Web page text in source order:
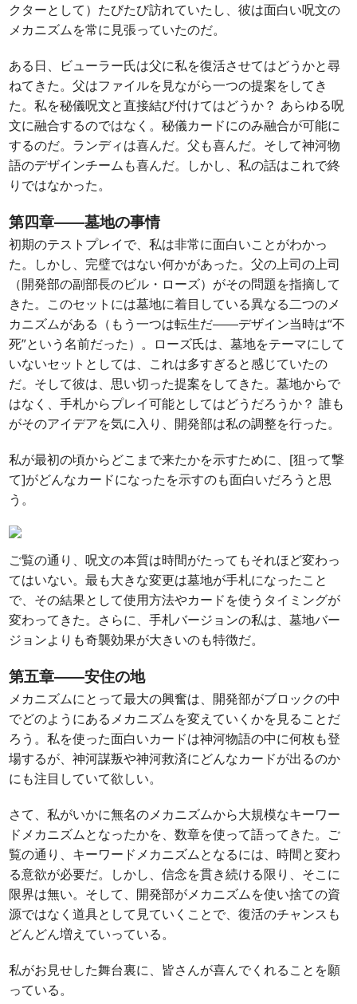
クターとして）たびたび訪れていたし、彼は面白い呪文の
メカニズムを常に見張っていたのだ。
ある日、ビューラー氏は父に私を復活させてはどうかと尋
ねてきた。父はファイルを見ながら一つの提案をしてき
た。私を秘儀呪文と直接結び付けてはどうか？ あらゆる呪
文に融合するのではなく。秘儀カードにのみ融合が可能に
するのだ。ランディは喜んだ。父も喜んだ。そして神河物
語のデザインチームも喜んだ。しかし、私の話はこれで終
りではなかった。
第四章――墓地の事情
初期のテストプレイで、私は非常に面白いことがわかっ
た。しかし、完璧ではない何かがあった。父の上司の上司
（開発部の副部長のビル・ローズ）がその問題を指摘して
きた。このセットには墓地に着目している異なる二つのメ
カニズムがある（もう一つは転生だ――デザイン当時は“不
死”という名前だった）。ローズ氏は、墓地をテーマにして
いないセットとしては、これは多すぎると感じていたの
だ。そして彼は、思い切った提案をしてきた。墓地からで
はなく、手札からプレイ可能としてはどうだろうか？ 誰も
がそのアイデアを気に入り、開発部は私の調整を行った。
私が最初の頃からどこまで来たかを示すために、[狙って撃
て]がどんなカードになったを示すのも面白いだろうと思
う。
ご覧の通り、呪文の本質は時間がたってもそれほど変わっ
てはいない。最も大きな変更は墓地が手札になったこと
で、その結果として使用方法やカードを使うタイミングが
変わってきた。さらに、手札バージョンの私は、墓地バー
ジョンよりも奇襲効果が大きいのも特徴だ。
第五章――安住の地
メカニズムにとって最大の興奮は、開発部がブロックの中
でどのようにあるメカニズムを変えていくかを見ることだ
ろう。私を使った面白いカードは神河物語の中に何枚も登
場するが、神河謀叛や神河救済にどんなカードが出るのか
にも注目していて欲しい。
さて、私がいかに無名のメカニズムから大規模なキーワー
ドメカニズムとなったかを、数章を使って語ってきた。ご
覧の通り、キーワードメカニズムとなるには、時間と変わ
る意欲が必要だ。しかし、信念を貫き続ける限り、そこに
限界は無い。そして、開発部がメカニズムを使い捨ての資
源ではなく道具として見ていくことで、復活のチャンスも
どんどん増えていっている。
私がお見せした舞台裏に、皆さんが喜んでくれることを願
っている。